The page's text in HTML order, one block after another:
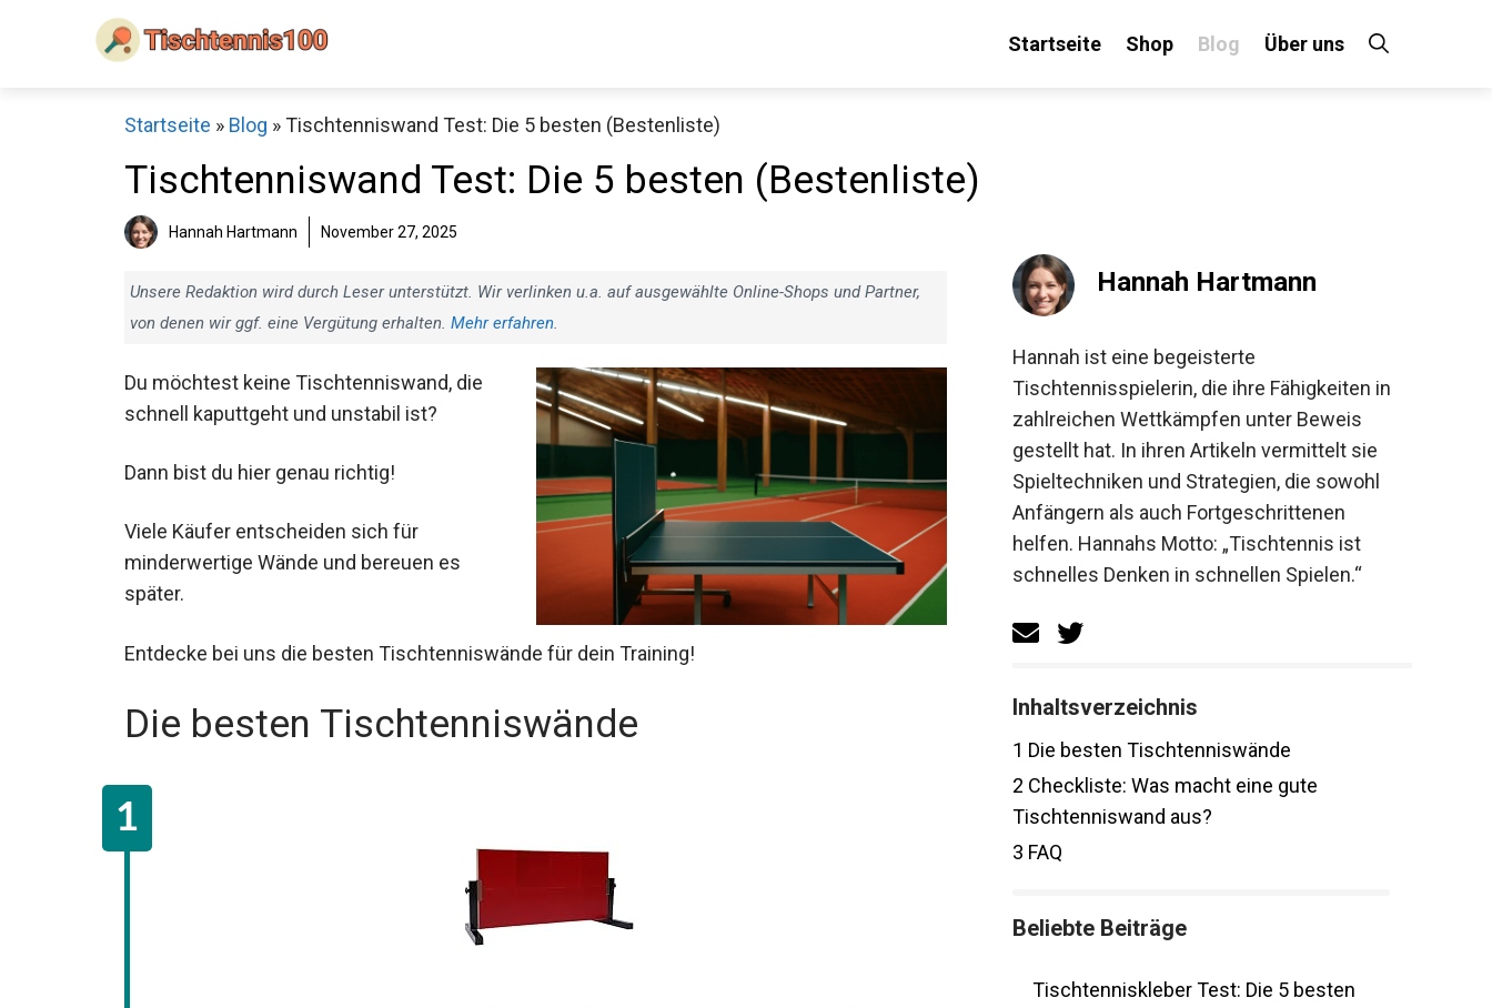
Startseite Shop Blog Über uns
Startseite » Blog »Tischtenniswand Test: Die 5 besten (Bestenliste)
Tischtenniswand Test: Die 5 besten
(Bestenliste)
Unsere Redaktion wird durch Leser unterstützt. Wir verlinken u.a. auf ausgewählte Online-Shops und Partner,
von denen wir ggf. eine Vergütung erhalten.
Mehr erfahren.
Du möchtest keine Tischtenniswand, die
schnell kaputtgeht und unstabil ist?
Dann bist du hier genau richtig!
Viele Käufer entscheiden sich für
minderwertige Wände und bereuen es
später.
Hannah Hartmann
Hannah ist eine begeisterte
Tischtennisspielerin, die ihre Fähigkeiten in
zahlreichen Wettkämpfen unter Beweis
gestellt hat. In ihren Artikeln vermittelt sie
Spieltechniken und Strategien, die sowohl
Anfängern als auch Fortgeschrittenen
helfen. Hannahs Motto: „Tischtennis ist
schnelles Denken in schnellen Spielen.“
Inhaltsverzeichnis
Die besten Tischtenniswände
Checkliste: Was macht eine gute
Tischtenniswand aus?
FAQ
Beliebte Beiträge
Tischtenniskleber Test: Die 5 besten
Decathlon Sale
Schaue dir jetzt die meistverkauften Produkte im Sale bei Decathlon an!